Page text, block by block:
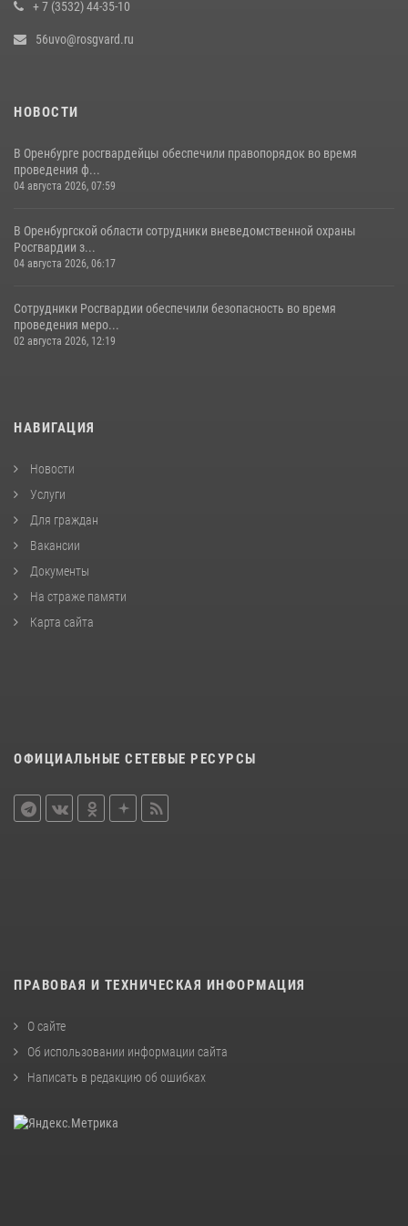
+ 7 (3532) 44-35-10
56uvo@rosgvard.ru
НОВОСТИ
В Оренбурге росгвардейцы обеспечили правопорядок во время
проведения ф...
04 августа 2026, 07:59
В Оренбургской области сотрудники вневедомственной охраны
Росгвардии з...
04 августа 2026, 06:17
Сотрудники Росгвардии обеспечили безопасность во время
проведения меро...
02 августа 2026, 12:19
НАВИГАЦИЯ
Новости
Услуги
Для граждан
Вакансии
Документы
На страже памяти
Карта сайта
ОФИЦИАЛЬНЫЕ СЕТЕВЫЕ РЕСУРСЫ
ПРАВОВАЯ И ТЕХНИЧЕСКАЯ ИНФОРМАЦИЯ
О сайте
Об использовании информации сайта
Написать в редакцию об ошибках